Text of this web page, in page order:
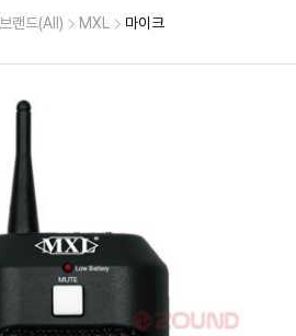
브랜드(All) MXL 마이크